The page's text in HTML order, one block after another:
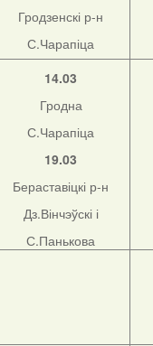
Гродзенскі р-н
С.Чарапіца
14.03
Гродна
С.Чарапіца
19.03
Бераставіцкі р-н
Дз.Вінчэўскі і
С.Панькова